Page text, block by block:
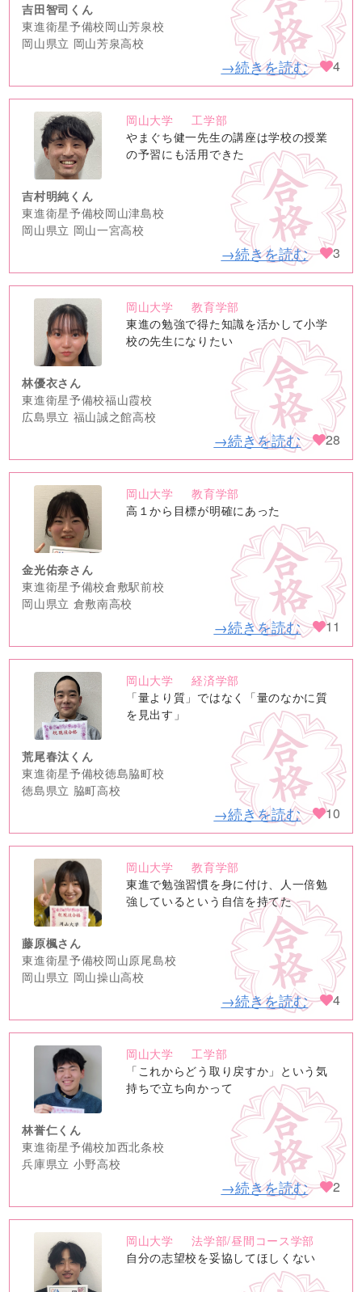
吉田智司くん
東進衛星予備校岡山芳泉校
岡山県立 岡山芳泉高校
→続きを読む 4
no
image
岡山大学
工学部
やまぐち健一先生の講座は学校の授業
の予習にも活用できた
吉村明純くん
東進衛星予備校岡山津島校
岡山県立 岡山一宮高校
→続きを読む 3
no
image
岡山大学
教育学部
東進の勉強で得た知識を活かして小学
校の先生になりたい
林優衣さん
東進衛星予備校福山霞校
広島県立 福山誠之館高校
→続きを読む 28
no
image
岡山大学
教育学部
高１から目標が明確にあった
金光佑奈さん
東進衛星予備校倉敷駅前校
岡山県立 倉敷南高校
→続きを読む 11
no
image
岡山大学
経済学部
「量より質」ではなく「量のなかに質
を見出す」
荒尾春汰くん
東進衛星予備校徳島脇町校
徳島県立 脇町高校
→続きを読む 10
no
image
岡山大学
教育学部
東進で勉強習慣を身に付け、人一倍勉
強しているという自信を持てた
藤原楓さん
東進衛星予備校岡山原尾島校
岡山県立 岡山操山高校
→続きを読む 4
no
image
岡山大学
工学部
「これからどう取り戻すか」という気
持ちで立ち向かって
林誉仁くん
東進衛星予備校加西北条校
兵庫県立 小野高校
→続きを読む 2
no
image
岡山大学
法学部/昼間コース学部
自分の志望校を妥協してほしくない